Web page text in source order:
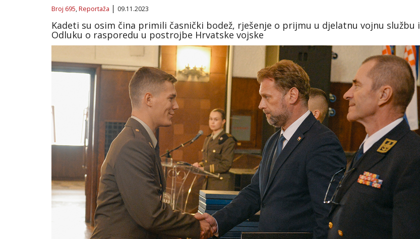
Broj 695,Reportaža 09.11.2023
Kadeti su osim čina primili časnički bodež, rješenje o prijmu u djelatnu vojnu službu i
Odluku o rasporedu u postrojbe Hrvatske vojske